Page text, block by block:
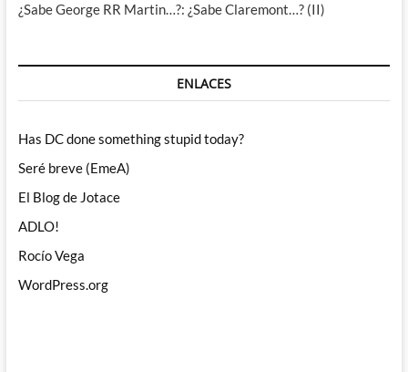
¿Sabe George RR Martin…?: ¿Sabe Claremont…? (II)
ENLACES
Has DC done something stupid today?
Seré breve (EmeA)
El Blog de Jotace
ADLO!
Rocío Vega
WordPress.org